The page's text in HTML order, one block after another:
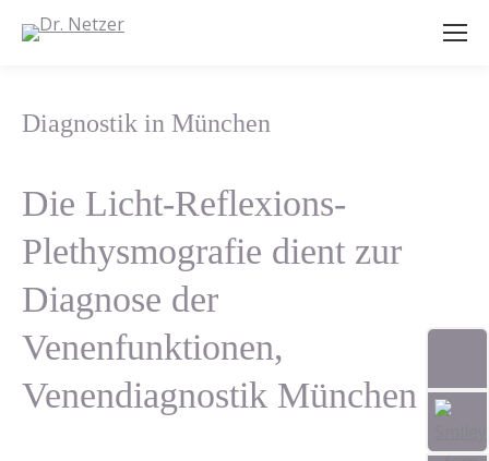
Diagnostik in München
Die Licht-Reflexions-
Plethysmografie dient zur
Diagnose der
Venenfunktionen,
Venendiagnostik München